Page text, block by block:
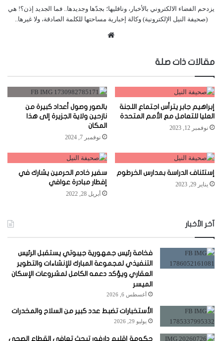
يزدحم الفضاء الالكتروني بالأخبار، وناقليها؛ بجدّها وجديدها.. فما الجديد إذن؟! هي
(صحيفة النيل الإلكترونية) وكالة إخبارية مساحتها للكلمة الصادقة، ولا غيرها..
مقالات ذات صلة
إبراهيم جابر يترأس اجتماع اللجنة
العليا للتعامل مع الأمم المتحدة
نوفمبر 12, 2023
بالصور وصول أعداد كبيرة من
نازحين ولاية الجزيرة إلى هذا
المكان
نوفمبر 7, 2024
إستئناف الدراسة بمدارس الخرطوم
يناير 29, 2023
سفير خادم الحرمين يشارك في
إفطار مبادرة عوافي
أبريل 28, 2022
آخر الأخبار
فخامة رئيس جمهورية جيبوتي يستقبل الرئيس
التنفيذي لمجموعة المبارك للإنشاءات والتطوير
العقاري ويؤكد دعمه الكامل لمشروعات الإسكان
الميسر
أغسطس 6, 2026
الأستخبارات تضبط عدد كبير من السلاح والمخدرات
يوليو 29, 2026
حكومة إقليم دارفور تبحث تعافي القطاع الصحي